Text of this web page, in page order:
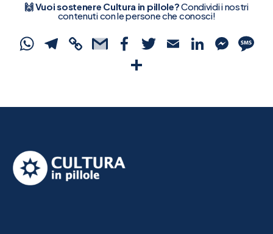
🙌 Vuoi sostenere Cultura in pillole?Condividi i nostri
contenuti con le persone che conosci!
WhatsApp
Telegram
CopyGmailFacebook
Twitter
Email